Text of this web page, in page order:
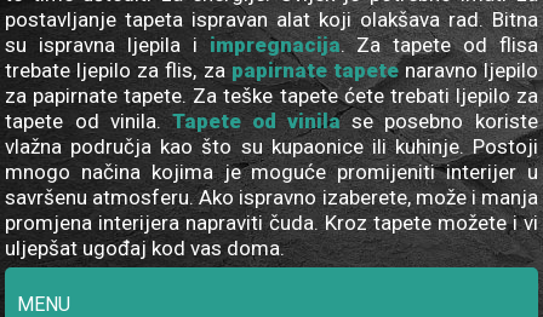
postavljanje tapeta ispravan alat koji olakšava rad. Bitna
su ispravna ljepila i impregnacija. Za tapete od flisa
trebate ljepilo za flis, za papirnate tapetenaravno ljepilo
za papirnate tapete. Za teške tapete ćete trebati ljepilo za
tapete od vinila. Tapete od vinilase posebno koriste
vlažna područja kao što su kupaonice ili kuhinje. Postoji
mnogo načina kojima je moguće promijeniti interijer u
savršenu atmosferu. Ako ispravno izaberete, može i manja
promjena interijera napraviti čuda. Kroz tapete možete i vi
uljepšat ugođaj kod vas doma.
MENU